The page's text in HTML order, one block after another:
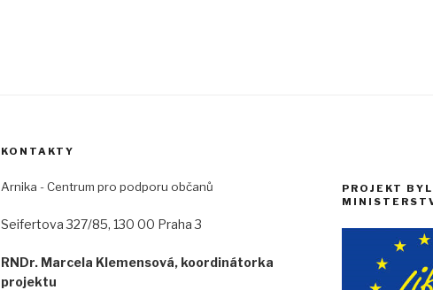
KONTAKTY
Arnika - Centrum pro podporu občanů
Seifertova 327/85, 130 00 Praha 3
RNDr. Marcela Klemensová, koordinátorka
projektu
PROJEKT